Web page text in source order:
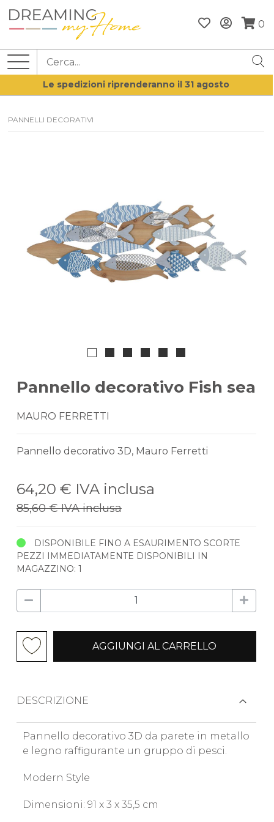
0
Le spedizioni riprenderanno il 31 agosto
PANNELLI DECORATIVI
Pannello decorativo Fish sea
MAURO FERRETTI
Pannello decorativo 3D, Mauro Ferretti
64,20 € IVA inclusa
85,60 €IVA inclusa
DISPONIBILE FINO A ESAURIMENTO SCORTE
PEZZI IMMEDIATAMENTE DISPONIBILI IN
MAGAZZINO: 1
AGGIUNGI AL CARRELLO
DESCRIZIONE
Pannello decorativo 3D da parete in metallo
e legno raffigurante un gruppo di pesci.
Modern Style
Dimensioni: 91 x 3 x 35,5 cm